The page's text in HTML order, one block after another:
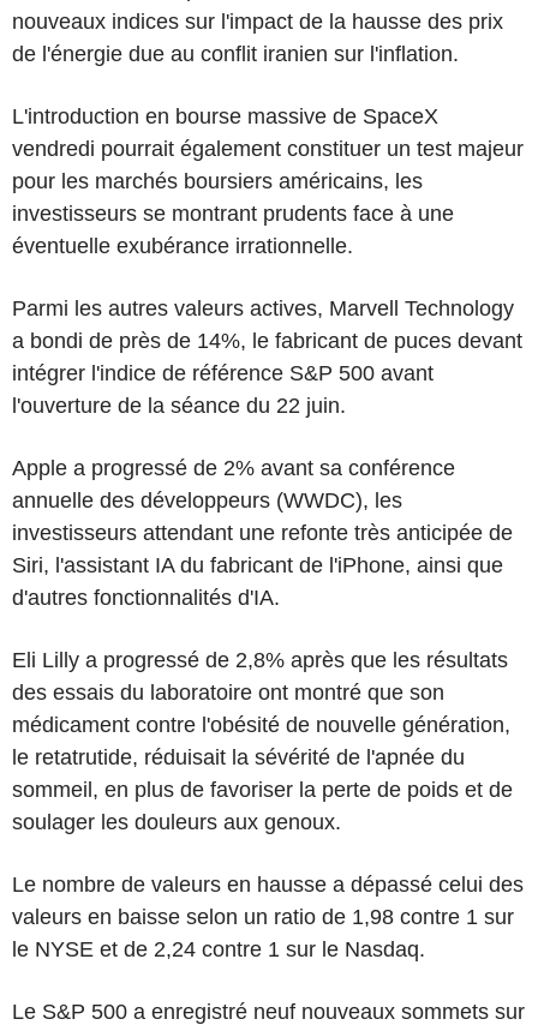
nouveaux indices sur l'impact de la hausse des prix
de l'énergie due au conflit iranien sur l'inflation.
L'introduction en bourse massive de SpaceX
vendredi pourrait également constituer un test majeur
pour les marchés boursiers américains, les
investisseurs se montrant prudents face à une
éventuelle exubérance irrationnelle.
Parmi les autres valeurs actives, Marvell Technology
a bondi de près de 14%, le fabricant de puces devant
intégrer l'indice de référence S&P 500 avant
l'ouverture de la séance du 22 juin.
Apple a progressé de 2% avant sa conférence
annuelle des développeurs (WWDC), les
investisseurs attendant une refonte très anticipée de
Siri, l'assistant IA du fabricant de l'iPhone, ainsi que
d'autres fonctionnalités d'IA.
Eli Lilly a progressé de 2,8% après que les résultats
des essais du laboratoire ont montré que son
médicament contre l'obésité de nouvelle génération,
le retatrutide, réduisait la sévérité de l'apnée du
sommeil, en plus de favoriser la perte de poids et de
soulager les douleurs aux genoux.
Le nombre de valeurs en hausse a dépassé celui des
valeurs en baisse selon un ratio de 1,98 contre 1 sur
le NYSE et de 2,24 contre 1 sur le Nasdaq.
Le S&P 500 a enregistré neuf nouveaux sommets sur